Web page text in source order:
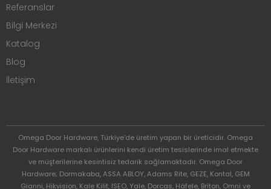
Referanslar
Bilgi Merkezi
Katalog
Blog
İletişim
Omega Door Hardware, Türkiye'de üretim yapan bir üreticidir. Omega
Door Hardware markalı ürünlerini kendi üretim tesislerinde imal etmekte
ve müşterilerine kesintisiz tedarik sağlamaktadır. Omega Door
Hardware; Dormakaba, ASSA ABLOY, Adams Rite, GEZE, Kontal, GEM
Gianni, Hikvision, Kale Kilit, ISEO, Yale, Dorcas, Häfele, Briton, Omni ve